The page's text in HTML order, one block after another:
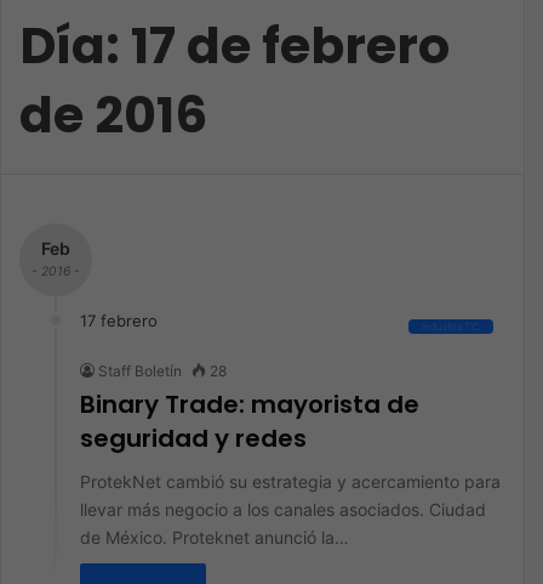
Día: 17 de febrero
de 2016
Feb
- 2016 -
17 febrero Industria TIC
Staff Boletín 28
Binary Trade: mayorista de
seguridad y redes
ProtekNet cambió su estrategia y acercamiento para
llevar más negocio a los canales asociados. Ciudad
de México. Proteknet anunció la…